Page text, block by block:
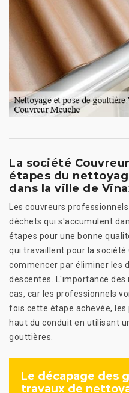
La société
étapes du
dans la ville de
Les couvreurs
déchets qui s'accumulent
étapes pour une bonne
qui travaillent pour la société
commencer par éliminer les
descentes. L'importance des
cas, car les professionnels
fois cette étape achevée,
haut du conduit en utilisant
gouttières.
Le décapage des
travaux de